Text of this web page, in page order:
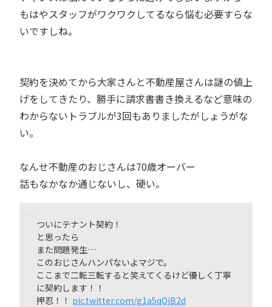
もはやスタッフがワクワクしてるなら悩む必要すらな
いですしね。
契約を決めてから大家さんと不動産屋さんは謎の値上
げをしてきたり、勝手に請求書書き換えるなど意味の
わからないトラブルが3回もありましたがしょうがな
い。
なんせ不動産のおじさんは70歳オーバー
話もなかなか通じないし、硬い。
ついにテナント契約！
と思ったら
また問題発生…
このおじさんハンパないよマジで。
ここまで二転三転すると笑えてくるけど優しく丁寧
に契約します！！
押忍！！ pic.twitter.com/g1a5qQjB2d